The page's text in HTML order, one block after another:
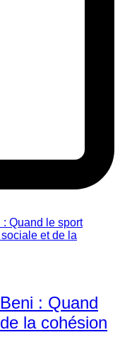
: Quand
la cohésion